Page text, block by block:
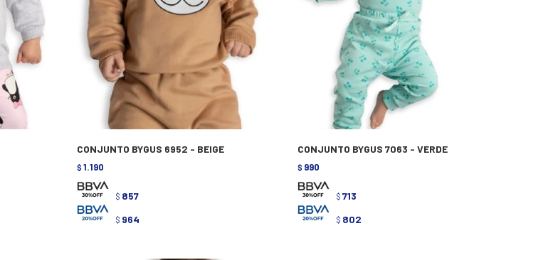
CONJUNTO BYGUS 6952 - BEIGE
$ 1.190
$ 857
$ 964
CONJUNTO BYGUS 7063 - VERDE
$ 990
$ 713
$ 802